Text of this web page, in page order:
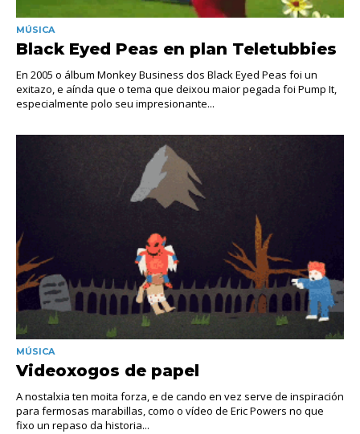
MÚSICA
Black Eyed Peas en plan Teletubbies
En 2005 o álbum Monkey Business dos Black Eyed Peas foi un
exitazo, e aínda que o tema que deixou maior pegada foi Pump It,
especialmente polo seu impresionante...
MÚSICA
Videoxogos de papel
A nostalxia ten moita forza, e de cando en vez serve de inspiración
para fermosas marabillas, como o vídeo de Eric Powers no que
fixo un repaso da historia...